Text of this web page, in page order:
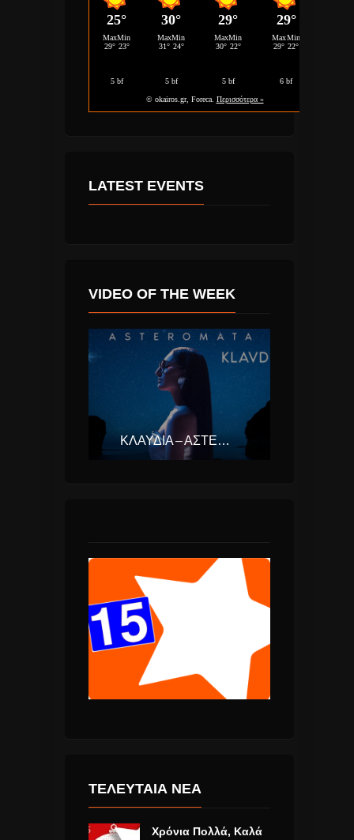
LATEST EVENTS
VIDEO OF THE WEEK
ΚΛΑΥΔΊΑ – ΑΣΤΕΡΟΜΆΤΑ (EUROVISION ΕΛΛΆΔΑ 2025)
ΤΕΛΕΥΤΑΙΑ ΝΕΑ
Χρόνια Πολλά, Καλά